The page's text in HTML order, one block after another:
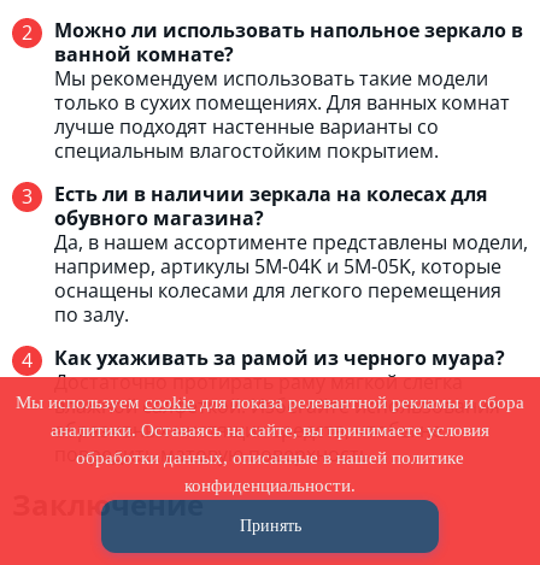
Можно ли использовать напольное зеркало в
ванной комнате?
Мы рекомендуем использовать такие модели
только в сухих помещениях. Для ванных комнат
лучше подходят настенные варианты со
специальным влагостойким покрытием.
Есть ли в наличии зеркала на колесах для
обувного магазина?
Да, в нашем ассортименте представлены модели,
например, артикулы 5M-04K и 5M-05K, которые
оснащены колесами для легкого перемещения
по залу.
Как ухаживать за рамой из черного муара?
Достаточно протирать раму мягкой слегка
влажной салфеткой. Избегайте использования
абразивных чистящих средств, чтобы не
повредить матовую поверхность.
Заключение
Мы используем cookie для показа релевантной рекламы и сбора
аналитики. Оставаясь на сайте, вы принимаете условия
обработки данных, описанные в нашей политике
конфиденциальности.
Принять